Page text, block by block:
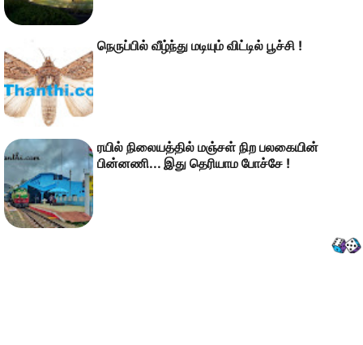
நெருப்பில் வீழ்ந்து மடியும் விட்டில் பூச்சி !
ரயில் நிலையத்தில் மஞ்சள் நிற பலகையின்
பின்னணி... இது தெரியாம போச்சே !